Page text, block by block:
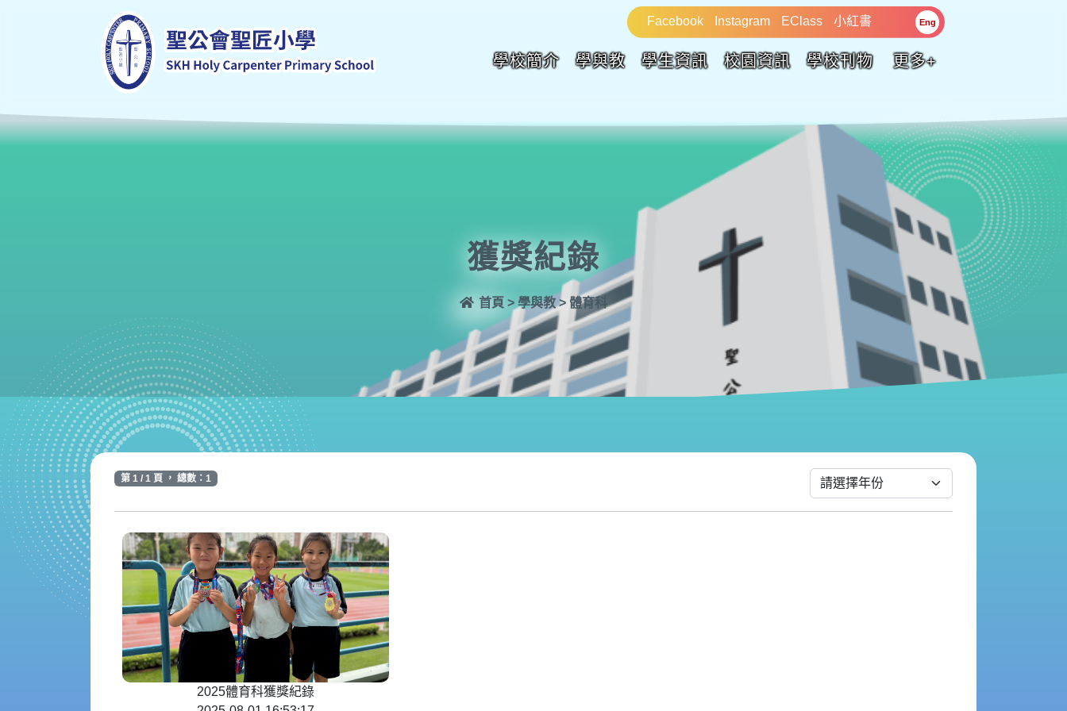
Facebook Instagram EClass 小紅書 Eng
學校簡介 學與教 學生資訊 校園資訊 學校刊物 更多+
獲獎紀錄
首頁 > 學與教 > 體育科
第 1 / 1 頁 ， 總數：1
2025體育科獲獎紀錄